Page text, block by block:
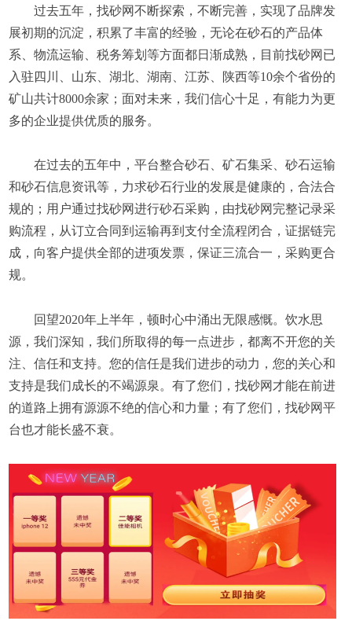
过去五年，找砂网不断探索，不断完善，实现了品牌发
展初期的沉淀，积累了丰富的经验，无论在砂石的产品体
系、物流运输、税务筹划等方面都日渐成熟，目前找砂网已
入驻四川、山东、湖北、湖南、江苏、陕西等10余个省份的
矿山共计8000余家；面对未来，我们信心十足，有能力为更
多的企业提供优质的服务。
在过去的五年中，平台整合砂石、矿石集采、砂石运输
和砂石信息资讯等，力求砂石行业的发展是健康的，合法合
规的；用户通过找砂网进行砂石采购，由找砂网完整记录采
购流程，从订立合同到运输再到支付全流程闭合，证据链完
成，向客户提供全部的进项发票，保证三流合一，采购更合
规。
回望2020年上半年，顿时心中涌出无限感慨。饮水思
源，我们深知，我们所取得的每一点进步，都离不开您的关
注、信任和支持。您的信任是我们进步的动力，您的关心和
支持是我们成长的不竭源泉。有了您们，找砂网才能在前进
的道路上拥有源源不绝的信心和力量；有了您们，找砂网平
台也才能长盛不衰。